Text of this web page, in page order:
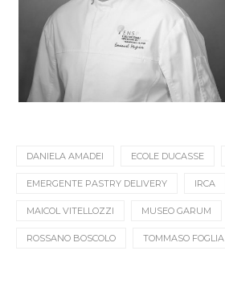
DANIELA AMADEI ECOLE DUCASSE
EMERGENTE PASTRY DELIVERY IRCA
MAICOL VITELLOZZI MUSEO GARUM
ROSSANO BOSCOLO TOMMASO FOGLIA